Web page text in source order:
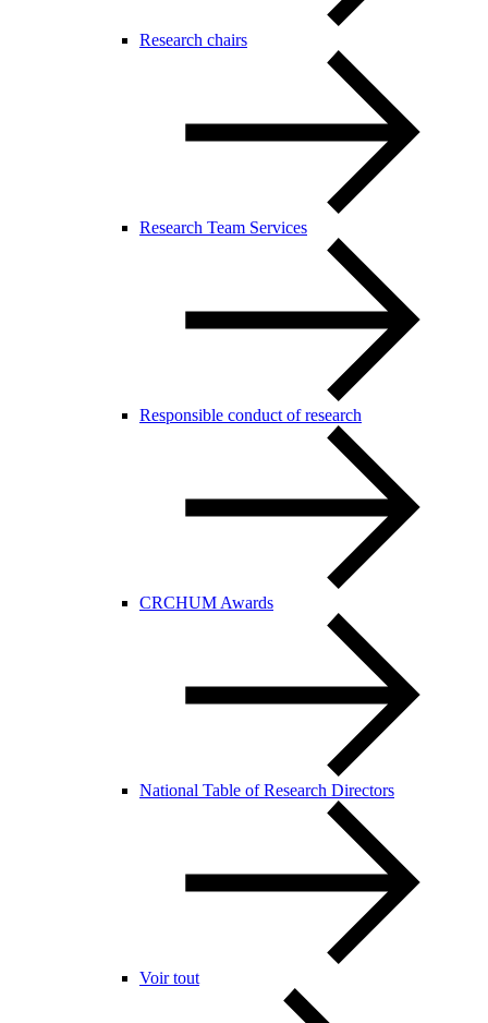
Research chairs
Research Team Services
Responsible conduct of research
CRCHUM Awards
National Table of Research Directors
Voir tout